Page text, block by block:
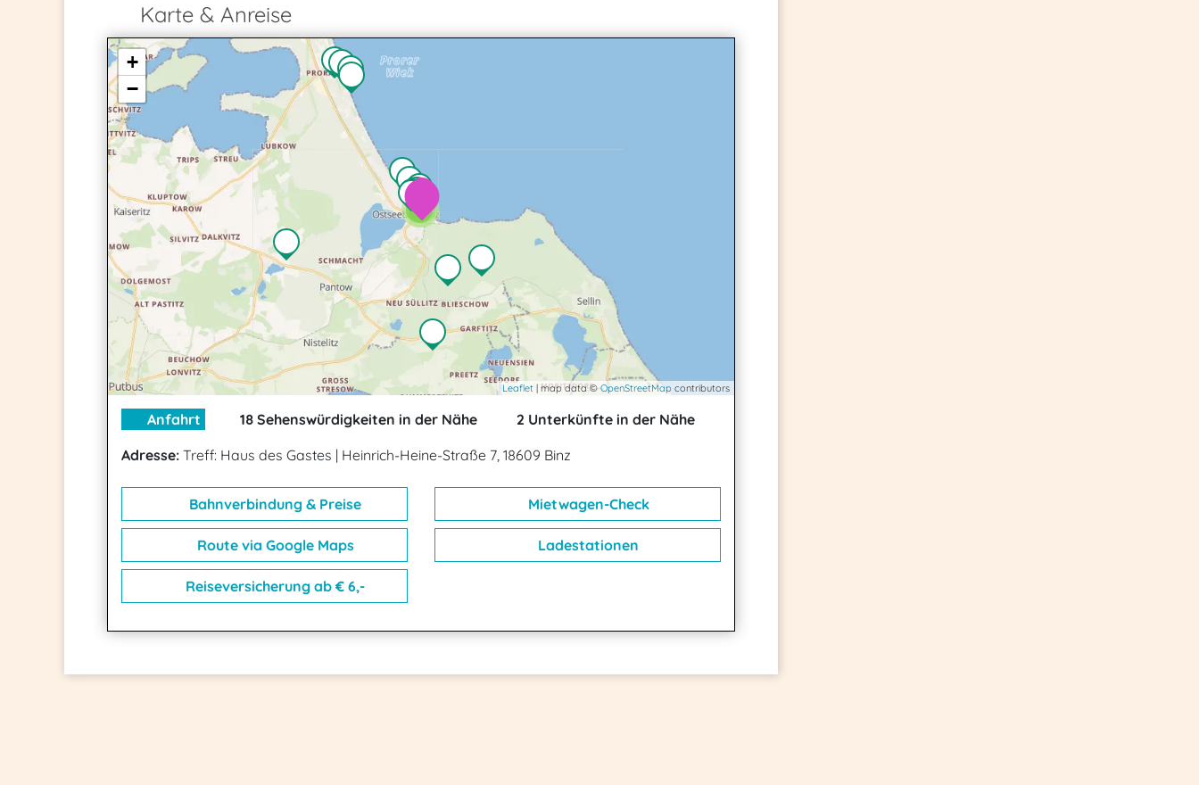
Karte & Anreise
+
−
Leaflet | map data ©OpenStreetMap contributors
Anfahrt 18 Sehenswürdigkeiten in der Nähe
2 Unterkünfte in der Nähe
Adresse: Treff: Haus des Gastes | Heinrich-Heine-Straße 7, 18609 Binz
Bahnverbindung & Preise Mietwagen-Check
Route via Google Maps Ladestationen
Reiseversicherung ab € 6,-